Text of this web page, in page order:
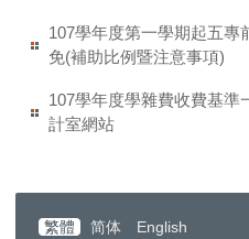
107學年度第一學期起五專
免(補助比例暨注意事項)
107學年度學雜費收費基準
計室網站
繁體 简体
English